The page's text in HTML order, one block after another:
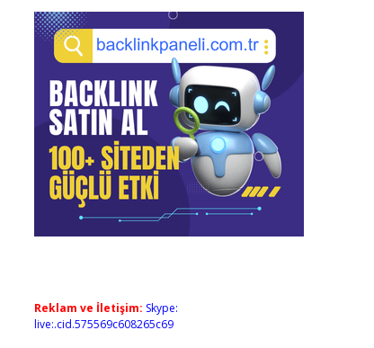
Reklam ve İletişim: Skype:
live:.cid.575569c608265c69